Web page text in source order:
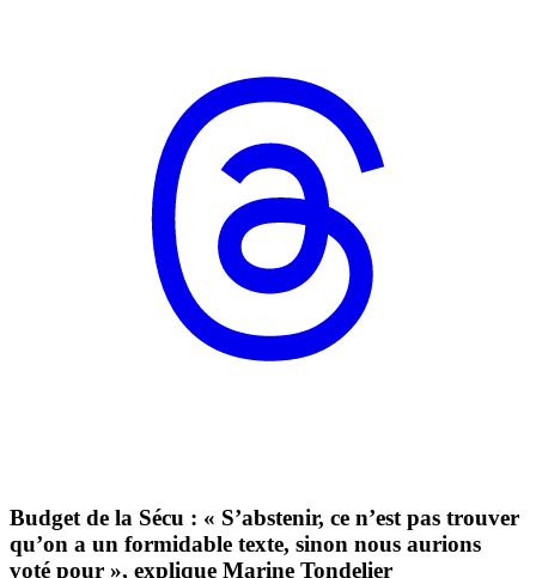
Budget de la Sécu : « S’abstenir, ce n’est pas trouver
qu’on a un formidable texte, sinon nous aurions
voté pour », explique Marine Tondelier